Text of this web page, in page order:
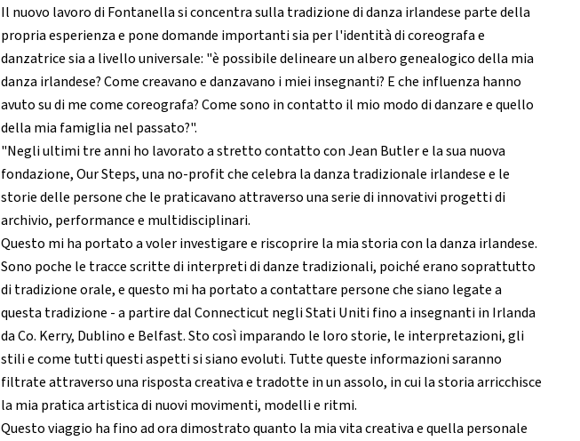
Il nuovo lavoro di Fontanella si concentra sulla tradizione di danza irlandese parte della
propria esperienza e pone domande importanti sia per l'identità di coreografa e
danzatrice sia a livello universale: "è possibile delineare un albero genealogico della mia
danza irlandese? Come creavano e danzavano i miei insegnanti? E che influenza hanno
avuto su di me come coreografa? Come sono in contatto il mio modo di danzare e quello
della mia famiglia nel passato?".
"Negli ultimi tre anni ho lavorato a stretto contatto con Jean Butler e la sua nuova
fondazione, Our Steps, una no-profit che celebra la danza tradizionale irlandese e le
storie delle persone che le praticavano attraverso una serie di innovativi progetti di
archivio, performance e multidisciplinari.
Questo mi ha portato a voler investigare e riscoprire la mia storia con la danza irlandese.
Sono poche le tracce scritte di interpreti di danze tradizionali, poiché erano soprattutto
di tradizione orale, e questo mi ha portato a contattare persone che siano legate a
questa tradizione - a partire dal Connecticut negli Stati Uniti fino a insegnanti in Irlanda
da Co. Kerry, Dublino e Belfast. Sto così imparando le loro storie, le interpretazioni, gli
stili e come tutti questi aspetti si siano evoluti. Tutte queste informazioni saranno
filtrate attraverso una risposta creativa e tradotte in un assolo, in cui la storia arricchisce
la mia pratica artistica di nuovi movimenti, modelli e ritmi.
Questo viaggio ha fino ad ora dimostrato quanto la mia vita creativa e quella personale